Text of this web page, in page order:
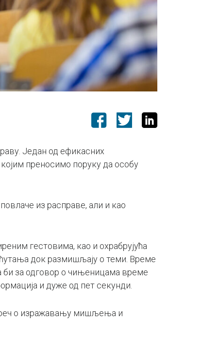
Један од ефикасних
преносимо поруку да особу
из расправе, али и као
гестовима, као и охрабрујућа
док размишљају о теми. Време
би за одговор о чињеницама време
и дуже од пет секунди.
реч о изражавању мишљења и